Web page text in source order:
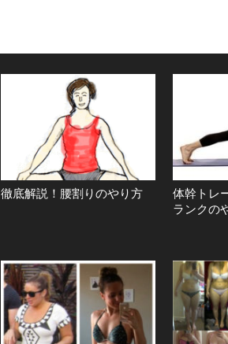
徹底解説！腰割りのやり方
体幹トレ
ランクの